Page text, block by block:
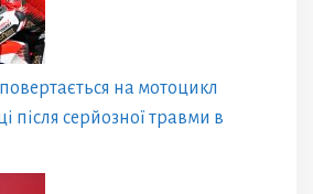
на мотоцикл
після серйозної травми в